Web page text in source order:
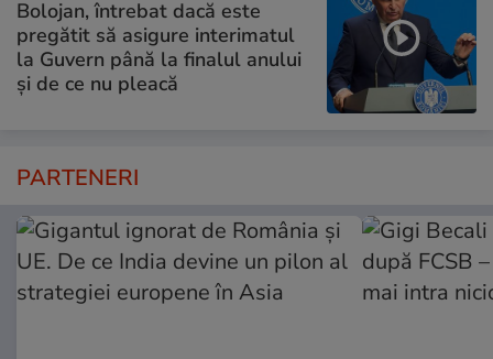
Bolojan, întrebat dacă este
pregătit să asigure interimatul
la Guvern până la finalul anului
și de ce nu pleacă
PARTENERI